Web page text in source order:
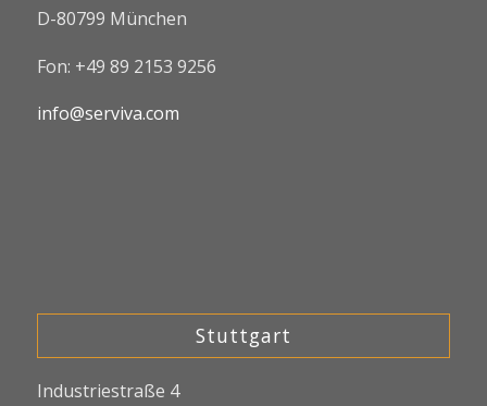
D-80799 München
Fon: +49 89 2153 9256
info@serviva.com
Stuttgart
Industriestraße 4